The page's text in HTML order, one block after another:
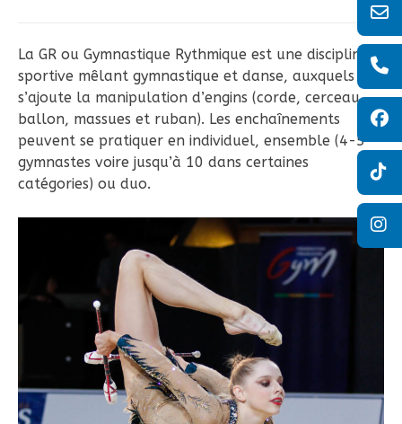
La GR ou Gymnastique Rythmique est une discipline
sportive mêlant gymnastique et danse, auxquels
s’ajoute la manipulation d’engins (corde, cerceau,
ballon, massues et ruban). Les enchaînements
peuvent se pratiquer en individuel, ensemble (4-5
gymnastes voire jusqu’à 10 dans certaines
catégories) ou duo.